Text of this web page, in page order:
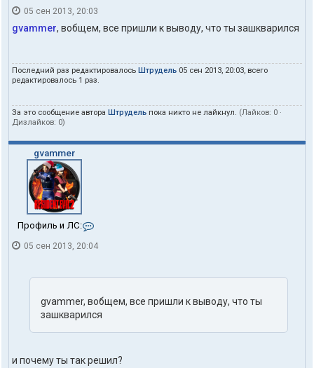
05 сен 2013, 20:03
gvammer, вобщем, все пришли к выводу, что ты зашкварился
Последний раз редактировалось Штрудель 05 сен 2013, 20:03, всего
редактировалось 1 раз.
За это сообщение автора Штрудель пока никто не лайкнул. (Лайков: 0 ·
Дизлайков: 0)
gvammer
Профиль и ЛС:
н
к
ы
п
л
з
05 сен 2013, 20:04
gvammer, вобщем, все пришли к выводу, что ты
зашкварился
и почему ты так решил?